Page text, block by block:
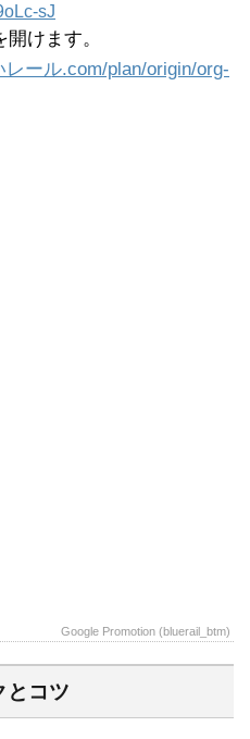
sJ
けます。
レール.com/plan/origin/org-
Google Promotion (bluerail_btm)
とコツ